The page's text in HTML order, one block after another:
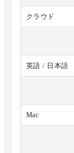
クラウド
英語 / 日本語
Mac